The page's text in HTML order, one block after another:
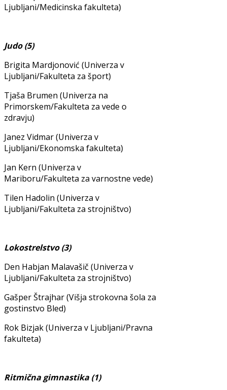
Ljubljani/Medicinska fakulteta)
Judo (5)
Brigita Mardjonović (Univerza v
Ljubljani/Fakulteta za šport)
Tjaša Brumen (Univerza na
Primorskem/Fakulteta za vede o
zdravju)
Janez Vidmar (Univerza v
Ljubljani/Ekonomska fakulteta)
Jan Kern (Univerza v
Mariboru/Fakulteta za varnostne vede)
Tilen Hadolin (Univerza v
Ljubljani/Fakulteta za strojništvo)
Lokostrelstvo (3)
Den Habjan Malavašič (Univerza v
Ljubljani/Fakulteta za strojništvo)
Gašper Štrajhar (Višja strokovna šola za
gostinstvo Bled)
Rok Bizjak (Univerza v Ljubljani/Pravna
fakulteta)
Ritmična gimnastika (1)